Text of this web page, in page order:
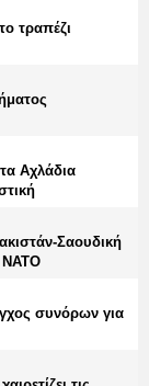
τραπέζι
Αχλάδια
Σαουδική
ΝΑΤΟ
συνόρων για